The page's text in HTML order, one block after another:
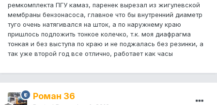
ремкомплекта ПГУ камаз, паренек вырезал из жигулевской
мембраны бензонасоса, главное что бы внутренний диаметр
туго очень натягивался на шток, а по наружнему краю
пришлось подложить тонкое колечко, т.к. моя диафрагма
тонкая и без выступа по краю и не поджалась без резинки, а
так уже второй год все отлично, работает как часы
Роман 36